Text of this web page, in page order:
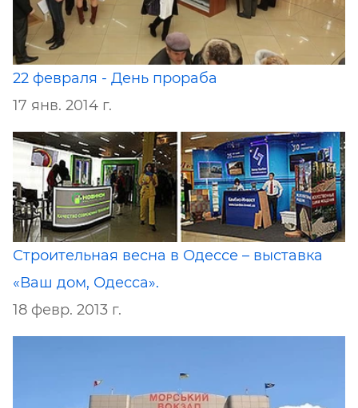
22 февраля - День прораба
17 янв. 2014 г.
Строительная весна в Одессе – выставка
«Ваш дом, Одесса».
18 февр. 2013 г.